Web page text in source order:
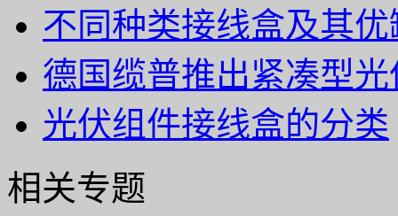
不同种类接线盒及其
德国缆普推出紧凑型
光伏组件接线盒的分类
相关专题